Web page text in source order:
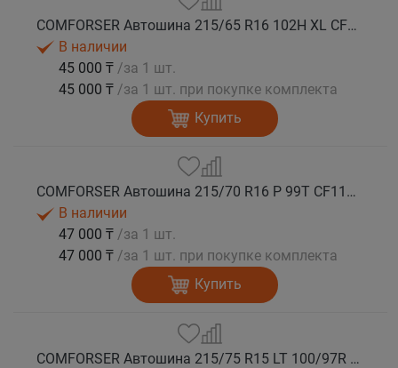
COMFORSER Автошина 215/65 R16 102H XL CF1100 RWL лето
В наличии
45 000 ₸ /за 1 шт.
45 000 ₸ /за 1 шт. при покупке комплекта
Купить
COMFORSER Автошина 215/70 R16 P 99T CF1100 RWL лето
В наличии
47 000 ₸ /за 1 шт.
47 000 ₸ /за 1 шт. при покупке комплекта
Купить
COMFORSER Автошина 215/75 R15 LT 100/97R CF1100 6PR RWL лето